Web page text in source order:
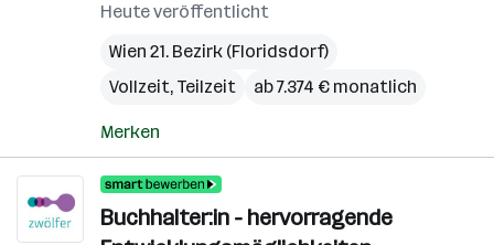
Heute veröffentlicht
Wien 21. Bezirk (Floridsdorf)
Vollzeit, Teilzeit
ab 7.374 € monatlich
Merken
Buchhalter:in - hervorragende